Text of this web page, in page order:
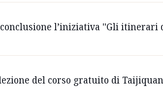
l’iniziativa ''Gli itinerari
del corso gratuito di